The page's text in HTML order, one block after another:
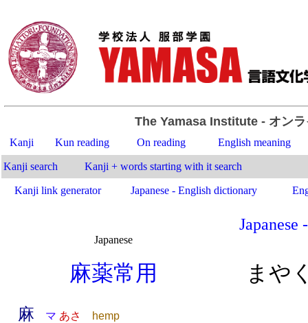
The Yamasa Institute- オンラ
Kanji Kun reading On reading English meaning
Kanji search Kanji + words starting with it search
Kanji link generator Japanese - English dictionary
Japanese
麻薬常用 まや
麻 マ あさ hemp